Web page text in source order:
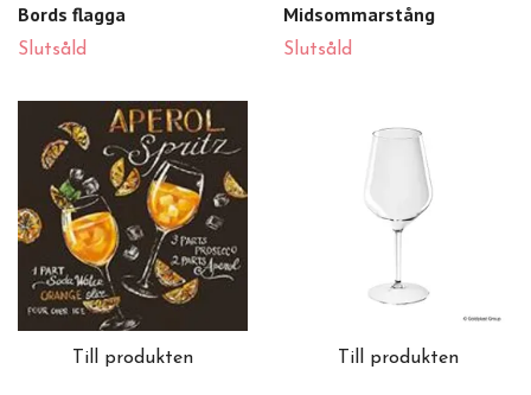
Bords flagga
Slutsåld
Midsommarstång
Slutsåld
Till produkten Till produkten